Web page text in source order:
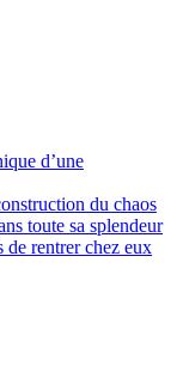
d’une
du chaos
toute sa splendeur
rentrer chez eux